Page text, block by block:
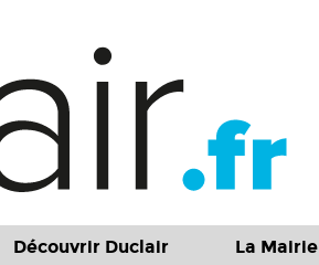
Découvrir Duclair La Mairie